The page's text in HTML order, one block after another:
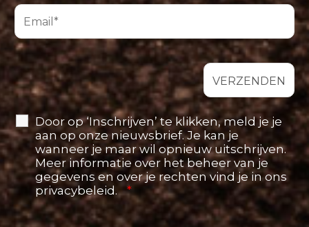
Door op ‘Inschrijven’ te klikken, meld je je
aan op onze nieuwsbrief. Je kan je
wanneer je maar wil opnieuw uitschrijven.
Meer informatie over het beheer van je
gegevens en over je rechten vind je in ons
privacybeleid. *